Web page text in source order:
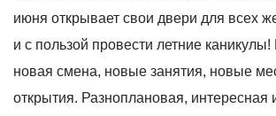
июня открывает свои двери для всех
и с пользой провести летние
новая смена, новые занятия, новые
открытия. Разноплановая,